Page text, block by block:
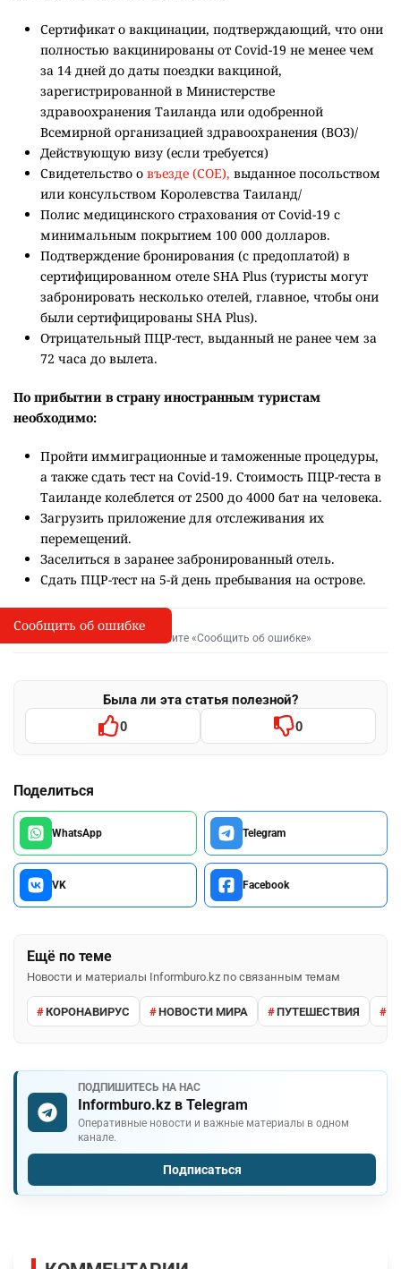
Сертификат о вакцинации, подтверждающий, что они
полностью вакцинированы от Covid-19 не менее чем
за 14 дней до даты поездки вакциной,
зарегистрированной в Министерстве
здравоохранения Таиланда или одобренной
Всемирной организацией здравоохранения (ВОЗ)/
Действующую визу (если требуется)
Свидетельство о въезде (COE), выданное посольством
или консульством Королевства Таиланд/
Полис медицинского страхования от Covid-19 с
минимальным покрытием 100 000 долларов.
Подтверждение бронирования (с предоплатой) в
сертифицированном отеле SHA Plus (туристы могут
забронировать несколько отелей, главное, чтобы они
были сертифицированы SHA Plus).
Отрицательный ПЦР-тест, выданный не ранее чем за
72 часа до вылета.
По прибытии в страну иностранным туристам
необходимо:
Пройти иммиграционные и таможенные процедуры,
а также сдать тест на Covid-19. Стоимость ПЦР-теста в
Таиланде колеблется от 2500 до 4000 бат на человека.
Загрузить приложение для отслеживания их
перемещений.
Заселиться в заранее забронированный отель.
Сдать ПЦР-тест на 5-й день пребывания на острове.
I
Сообщить об опечатке
Выделите фрагмент и нажмите «Сообщить об ошибке»
Была ли эта статья полезной?
0 0
Поделиться
WhatsApp Telegram
VK Facebook
Ещё по теме
Новости и материалы Informburo.kz по связанным темам
КОРОНАВИРУС НОВОСТИ МИРА ПУТЕШЕСТВИЯ
ПОДПИШИТЕСЬ НА НАС
Informburo.kz в Telegram
Оперативные новости и важные материалы в одном
канале.
Подписаться
Сообщить об ошибке